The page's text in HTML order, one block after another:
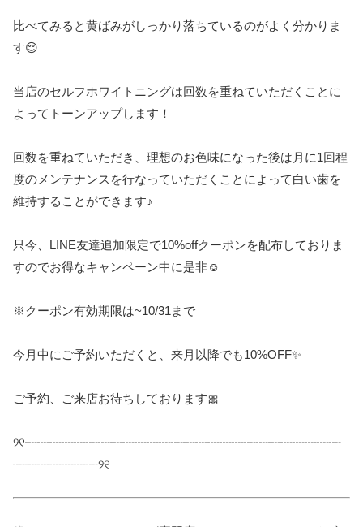
比べてみると黄ばみがしっかり落ちているのがよく分かりま
す😌
当店のセルフホワイトニングは回数を重ねていただくことに
よってトーンアップします！
回数を重ねていただき、理想のお色味になった後は月に1回程
度のメンテナンスを行なっていただくことによって白い歯を
維持することができます♪
只今、LINE友達追加限定で10%offクーポンを配布しておりま
すのでお得なキャンペーン中に是非☺️
※クーポン有効期限は~10/31まで
今月中にご予約いただくと、来月以降でも10%OFF✨
ご予約、ご来店お待ちしております🎀
୨୧┈┈┈┈┈┈┈┈┈┈┈┈┈┈┈┈┈┈┈┈┈┈┈┈┈┈
┈┈┈┈┈┈┈୨୧